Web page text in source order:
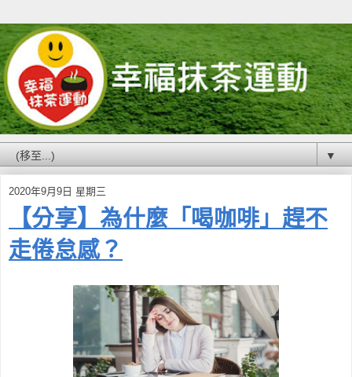
▼
2020年9月9日 星期三
【分享】為什麼「喝咖啡」趕不
走倦怠感？